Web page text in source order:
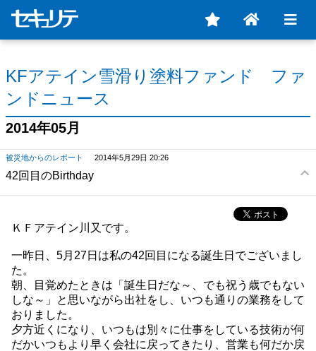
KFアテイン雪滑り塗料ファンド ファ
ンドニュース
2014年05月
被災地からのレポート 2014年5月29日 20:26
42回目のBirthday
ＫＦアテイン川又です。
一昨日、 5月 27日は私の42回目になる誕生日でございまし
た。
朝、目覚めたときは「誕生日だな～、でも祝う歳でもない
しな～」と思いながら出社をし、いつも通りの業務をして
おりました。
夕方近くになり、いつもは別々に仕事をしている技術が何
だかいつもより早く会社に戻ってきたり、営業も何だか戻